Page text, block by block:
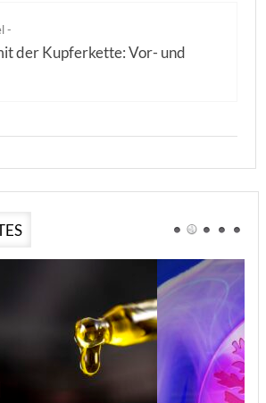
-
der Kupferkette: Vor- und